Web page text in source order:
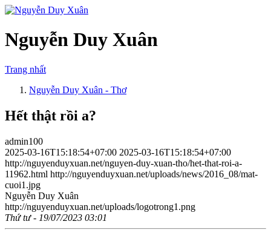
Nguyễn Duy Xuân
Trang nhất
Nguyễn Duy Xuân - Thơ
Hết thật rồi a?
admin100
2025-03-16T15:18:54+07:00 2025-03-16T15:18:54+07:00
http://nguyenduyxuan.net/nguyen-duy-xuan-tho/het-that-roi-a-
11962.html http://nguyenduyxuan.net/uploads/news/2016_08/mat-
cuoi1.jpg
Nguyễn Duy Xuân
http://nguyenduyxuan.net/uploads/logotrong1.png
Thứ tư - 19/07/2023 03:01